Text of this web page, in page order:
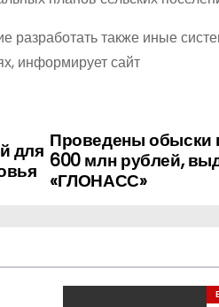
разработать также иные
информирует сайт
Проведены обыски
600 млн рублей,
«ГЛОНАСС»
для